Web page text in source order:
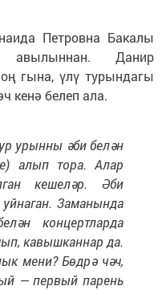
Петровна Бакалы
Данир
гына, үлү турындагы
кенә белеп ала.
урынны әби белән
алып тора. Алар
кешеләр. Әби
Заманында
концертларда
кавышканнар да.
мени? Бөдрә чәч,
— первый парень